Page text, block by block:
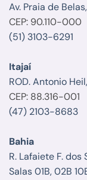
Av. Praia de Belas,
CEP: 90.110-000
(51) 3103-6291
Itajaí
ROD. Antonio
CEP: 88.316-001
(47) 2103-8683
Bahia
R. Lafaiete F.
Salas 01B, 02B